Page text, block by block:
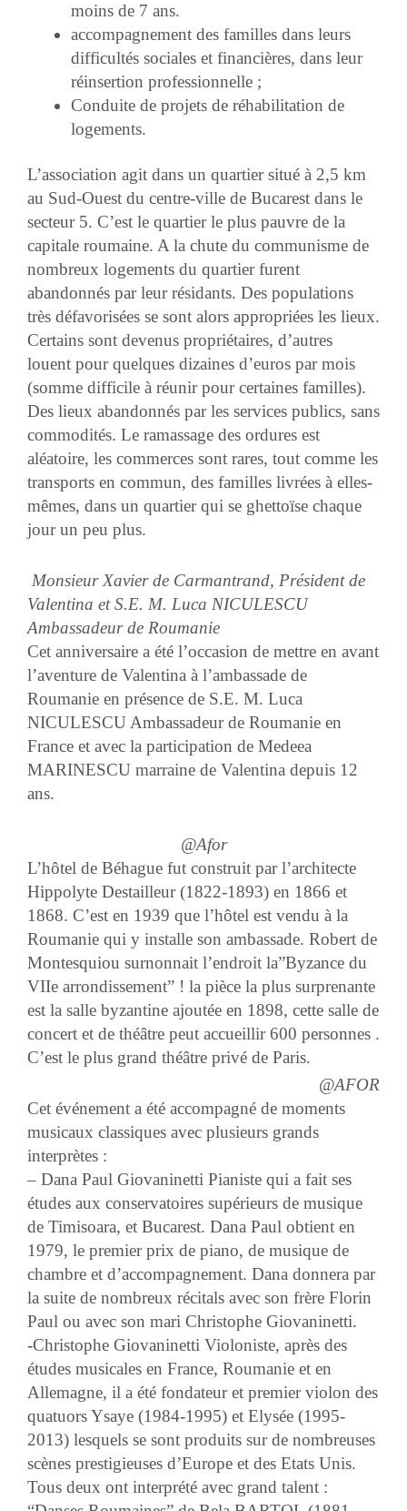
moins de 7 ans.
accompagnement des familles dans leurs
difficultés sociales et financières, dans leur
réinsertion professionnelle ;
Conduite de projets de réhabilitation de
logements.
L’association agit dans un quartier situé à 2,5 km
au Sud-Ouest du centre-ville de Bucarest dans le
secteur 5. C’est le quartier le plus pauvre de la
capitale roumaine. A la chute du communisme de
nombreux logements du quartier furent
abandonnés par leur résidants. Des populations
très défavorisées se sont alors appropriées les lieux.
Certains sont devenus propriétaires, d’autres
louent pour quelques dizaines d’euros par mois
(somme difficile à réunir pour certaines familles).
Des lieux abandonnés par les services publics, sans
commodités. Le ramassage des ordures est
aléatoire, les commerces sont rares, tout comme les
transports en commun, des familles livrées à elles-
mêmes, dans un quartier qui se ghettoïse chaque
jour un peu plus.
Monsieur Xavier de Carmantrand, Président de
Valentina et S.E. M. Luca NICULESCU
Ambassadeur de Roumanie
Cet anniversaire a été l’occasion de mettre en avant
l’aventure de Valentina à l’ambassade de
Roumanie en présence de S.E. M. Luca
NICULESCU Ambassadeur de Roumanie en
France et avec la participation de Medeea
MARINESCU marraine de Valentina depuis 12
ans.
@Afor
L’hôtel de Béhague fut construit par l’architecte
Hippolyte Destailleur (1822-1893) en 1866 et
1868. C’est en 1939 que l’hôtel est vendu à la
Roumanie qui y installe son ambassade. Robert de
Montesquiou surnonnait l’endroit la”Byzance du
VIIe arrondissement” ! la pièce la plus surprenante
est la salle byzantine ajoutée en 1898, cette salle de
concert et de théâtre peut accueillir600 personnes .
C’est le plus grand théâtre privé de Paris.
@AFOR
Cet événement a été accompagné de moments
musicaux classiques avec plusieurs grands
interprètes :
– Dana Paul Giovaninetti Pianiste qui a fait ses
études aux conservatoires supérieurs de musique
de Timisoara, et Bucarest. Dana Paul obtient en
1979, le premier prix de piano, de musique de
chambre et d’accompagnement. Dana donnera par
la suite de nombreux récitals avec son frère Florin
Paul ou avec son mari Christophe Giovaninetti.
-Christophe Giovaninetti Violoniste, après des
études musicales en France, Roumanie et en
Allemagne, il a été fondateur et premier violon des
quatuors Ysaye (1984-1995) et Elysée (1995-
2013) lesquels se sont produits sur de nombreuses
scènes prestigieuses d’Europe et des Etats Unis.
Tous deux ont interprété avec grand talent :